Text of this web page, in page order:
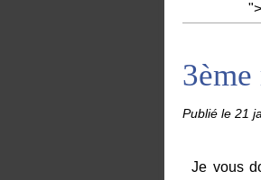
Publié le 21
Je vous